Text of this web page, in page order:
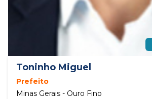
Toninho Miguel
Prefeito
Minas Gerais - Ouro Fino